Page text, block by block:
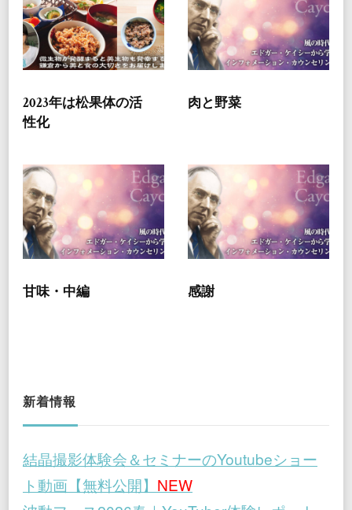
2023年は松果体の活
性化
肉と野菜
甘味・中編 感謝
新着情報
結晶撮影体験会＆セミナーのYoutubeショー
ト動画【無料公開】 NEW